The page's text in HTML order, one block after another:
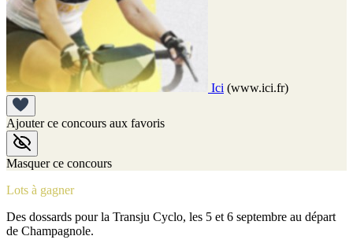
Ici (www.ici.fr)
Ajouter ce concours aux favoris
Masquer ce concours
Lots à gagner
Des dossards pour la Transju Cyclo, les 5 et 6 septembre au départ
de Champagnole.